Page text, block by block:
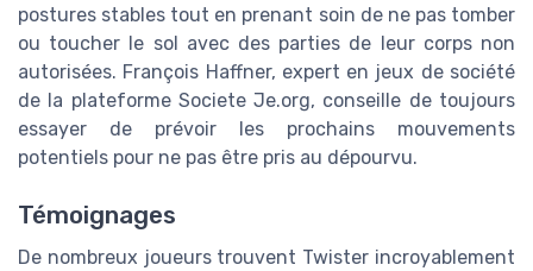
postures stables tout en prenant soin de ne pas tomber
ou toucher le sol avec des parties de leur corps non
autorisées. François Haffner, expert en jeux de société
de la plateforme Societe Je.org, conseille de toujours
essayer de prévoir les prochains mouvements
potentiels pour ne pas être pris au dépourvu.
Témoignages
De nombreux joueurs trouvent Twister incroyablement